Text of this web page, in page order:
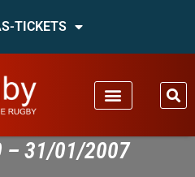
TICKETS
– 31/01/2007